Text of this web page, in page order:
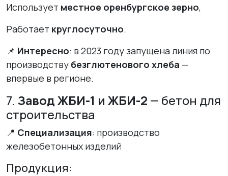
Использует местное оренбургское зерно,
Работает круглосуточно.
📌 Интересно: в 2023 году запущена линия по
производству безглютенового хлеба —
впервые в регионе.
7. Завод ЖБИ-1 и ЖБИ-2 — бетон для
строительства
📍 Специализация: производство
железобетонных изделий
Продукция: